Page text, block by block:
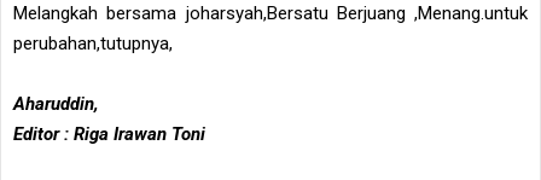
Melangkah bersama joharsyah,Bersatu Berjuang ,Menang.untuk
perubahan,tutupnya,
Aharuddin,
Editor : Riga Irawan Toni